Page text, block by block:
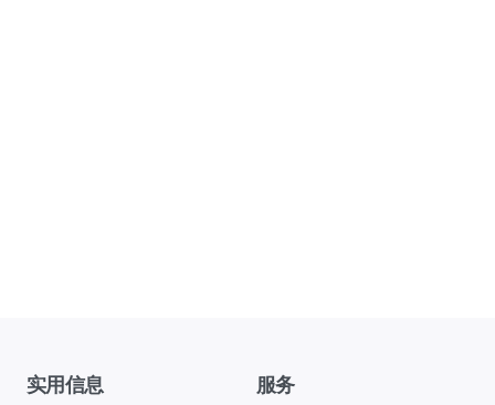
实用信息 服务